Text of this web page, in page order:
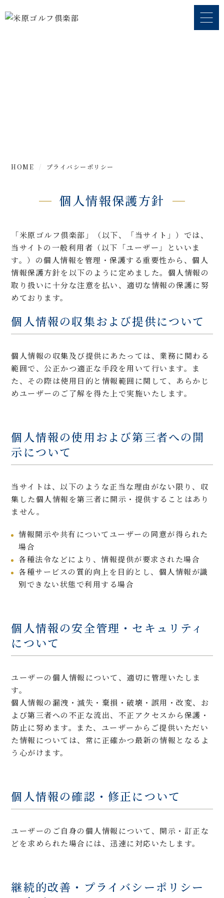
HOME プライバシーポリシー
個人情報保護方針
「米原ゴルフ倶楽部」（以下、「当サイト」）では、
当サイトの一般利用者（以下「ユーザー」といいま
す。）の個人情報を管理・保護する重要性から、個人
情報保護方針を以下のように定めました。個人情報の
取り扱いに十分な注意を払い、適切な情報の保護に努
めております。
個人情報の収集および提供について
個人情報の収集及び提供にあたっては、業務に関わる
範囲で、公正かつ適正な手段を用いて行います。ま
た、その際は使用目的と情報範囲に関して、あらかじ
めユーザーのご了解を得た上で実施いたします。
個人情報の使用および第三者への開
示について
当サイトは、以下のような正当な理由がない限り、収
集した個人情報を第三者に開示・提供することはあり
ません。
情報開示や共有についてユーザーの同意が得られた
場合
各種法令などにより、情報提供が要求された場合
各種サービスの質的向上を目的とし、個人情報が識
別できない状態で利用する場合
個人情報の安全管理・セキュリティ
について
ユーザーの個人情報について、適切に管理いたしま
す。
個人情報の漏洩・滅失・棄損・破壊・誤用・改変、お
よび第三者への不正な流出、不正アクセスから保護・
防止に努めます。また、ユーザーからご提供いただい
た情報については、常に正確かつ最新の情報となるよ
う心がけます。
個人情報の確認・修正について
ユーザーのご自身の個人情報について、開示・訂正な
どを求められた場合には、迅速に対応いたします。
継続的改善・プライバシーポリシー